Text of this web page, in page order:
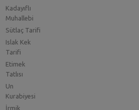
Kadayıflı
Muhallebi
Sütlaç Tarifi
Islak Kek
Tarifi
Etimek
Tatlısı
Un
Kurabiyesi
İrmik